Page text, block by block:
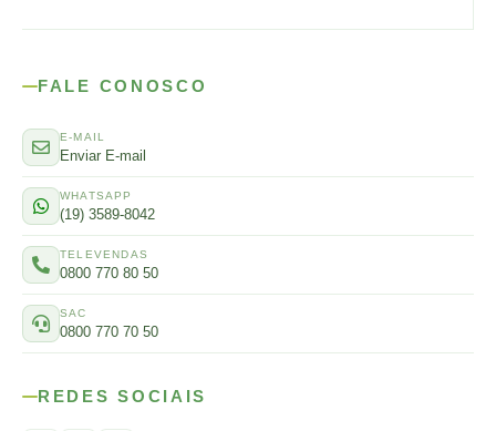
FALE CONOSCO
E-MAIL
Enviar E-mail
WHATSAPP
(19) 3589-8042
TELEVENDAS
0800 770 80 50
SAC
0800 770 70 50
REDES SOCIAIS